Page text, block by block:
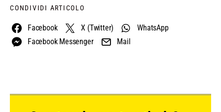
CONDIVIDI ARTICOLO
Facebook X (Twitter)
WhatsApp
Facebook Messenger
Mail